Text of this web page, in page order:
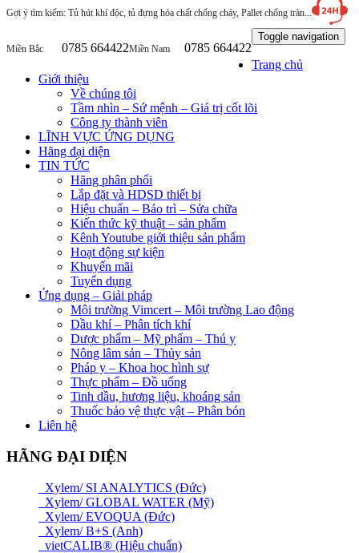
Gợi ý tìm kiếm: Tủ hút khí độc, tủ đựng hóa chất chống cháy, Pallet chống tràn...
hàng
Miền Bắc 0785 664422Miền Nam 0785 664422
Toggle navigation
Trang chủ
Giới thiệu
Về chúng tôi
Tầm nhìn – Sứ mệnh – Giá trị cốt lõi
Công ty thành viên
LĨNH VỰC ỨNG DỤNG
Hãng đại diện
TIN TỨC
Hãng phân phối
Lắp đặt và HDSD thiết bị
Hiệu chuẩn – Bảo trì – Sửa chữa
Kiến thức kỹ thuật – sản phẩm
Kênh Youtube giới thiệu sản phẩm
Hoạt động sự kiện
Khuyến mãi
Tuyển dụng
Ứng dụng – Giải pháp
Môi trường Vimcert – Môi trường Lao động
Dầu khí – Phân tích khí
Dược phẩm – Mỹ phẩm – Thú y
Nông lâm sản – Thủy sản
Pháp y – Khoa học hình sự
Thực phẩm – Đồ uống
Tinh dầu, hương liệu, khoáng sản
Thuốc bảo vệ thực vật – Phân bón
Liên hệ
HÃNG ĐẠI DIỆN
Xylem/ SI ANALYTICS (Đức)
Xylem/ GLOBAL WATER (Mỹ)
Xylem/ EVOQUA (Đức)
Xylem/ B+S (Anh)
vietCALIB® (Hiệu chuẩn)